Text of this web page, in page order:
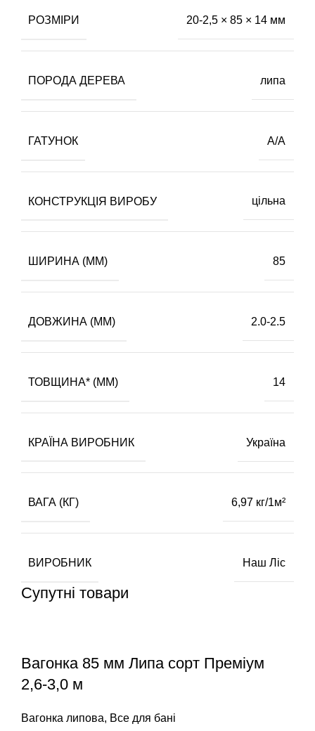
РОЗМІРИ 20-2,5 × 85 × 14 мм
ПОРОДА ДЕРЕВА липа
ГАТУНОК А/А
КОНСТРУКЦІЯ ВИРОБУ цільна
ШИРИНА (ММ) 85
ДОВЖИНА (ММ) 2.0-2.5
ТОВЩИНА* (ММ) 14
КРАЇНА ВИРОБНИК Україна
ВАГА (КГ) 6,97 кг/1м²
ВИРОБНИК Наш Ліс
Супутні товари
Вагонка 85 мм Липа сорт Преміум
2,6-3,0 м
Вагонка липова, Все для бані